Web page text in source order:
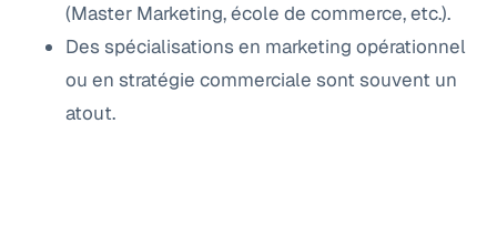
(Master Marketing, école de commerce, etc.).
Des spécialisations en marketing opérationnel
ou en stratégie commerciale sont souvent un
atout.